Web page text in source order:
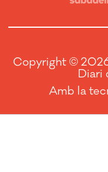
Copyright ©
Diari
Amb la